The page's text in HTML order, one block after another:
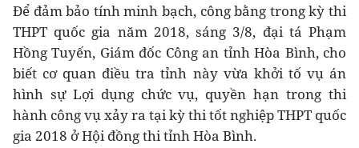
Để đảm bảo tính minh bạch, công bằng trong kỳ thi
THPT quốc gia năm 2018, sáng 3/8, đại tá Phạm
Hồng Tuyến, Giám đốc Công an tỉnh Hòa Bình, cho
biết cơ quan điều tra tỉnh này vừa khởi tố vụ án
hình sự Lợi dụng chức vụ, quyền hạn trong thi
hành công vụ xảy ra tại kỳ thi tốt nghiệp THPT quốc
gia 2018 ở Hội đồng thi tỉnh Hòa Bình.